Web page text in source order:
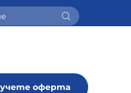
оферта